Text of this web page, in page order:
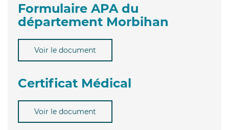
Formulaire APA du
département Morbihan
Voir le document
Certificat Médical
Voir le document